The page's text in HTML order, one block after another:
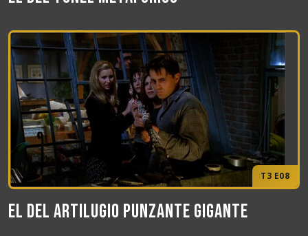
T3 E08
El del artilugio punzante gigante